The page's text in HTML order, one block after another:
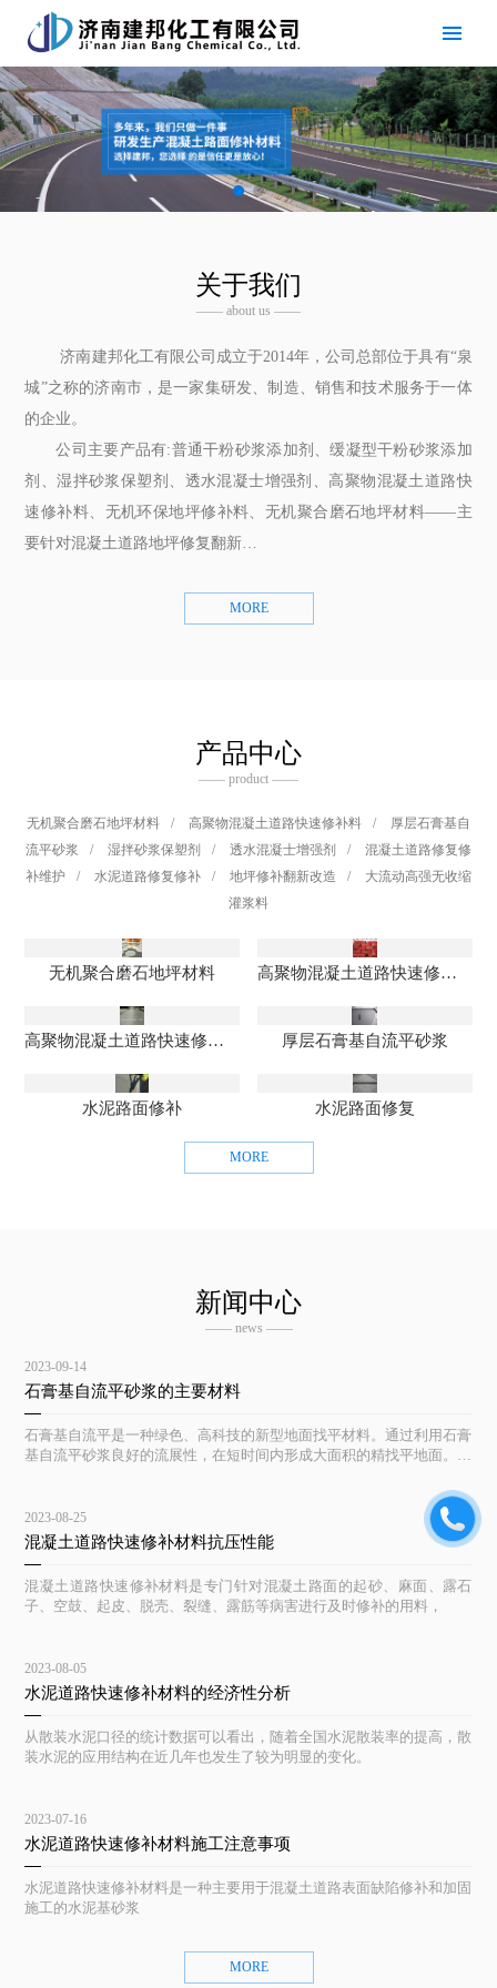
关于我们
—— about us ——
济南建邦化工有限公司成立于2014年，公司总部位于具有“泉
城”之称的济南市，是一家集研发、制造、销售和技术服务于一体
的企业。
公司主要产品有:普通干粉砂浆添加剂、缓凝型干粉砂浆添加
剂、湿拌砂浆保塑剂、透水混凝士增强剂、高聚物混凝土道路快
速修补料、无机环保地坪修补料、无机聚合磨石地坪材料——主
要针对混凝土道路地坪修复翻新…
MORE
产品中心
—— product ——
无机聚合磨石地坪材料 / 高聚物混凝土道路快速修补料 /
厚层石膏基自
流平砂浆
/ 湿拌砂浆保塑剂 / 透水混凝士增强剂 /
混凝土道路修复修
补维护
/ 水泥道路修复修补 / 地坪修补翻新改造 /
大流动高强无收缩
灌浆料
无机聚合磨石地坪材料 高聚物混凝土道路快速修补料
高聚物混凝土道路快速修补料 厚层石膏基自流平砂浆
水泥路面修补 水泥路面修复
MORE
新闻中心
—— news ——
2023-09-14
石膏基自流平砂浆的主要材料
石膏基自流平是一种绿色、高科技的新型地面找平材料。通过利用石膏
基自流平砂浆良好的流展性，在短时间内形成大面积的精找平地面。具
2023-08-25
混凝土道路快速修补材料抗压性能
混凝土道路快速修补材料是专门针对混凝土路面的起砂、麻面、露石
子、空鼓、起皮、脱壳、裂缝、露筋等病害进行及时修补的用料，
2023-08-05
水泥道路快速修补材料的经济性分析
从散装水泥口径的统计数据可以看出，随着全国水泥散装率的提高，散
装水泥的应用结构在近几年也发生了较为明显的变化。
2023-07-16
水泥道路快速修补材料施工注意事项
水泥道路快速修补材料是一种主要用于混凝土道路表面缺陷修补和加固
施工的水泥基砂浆
MORE